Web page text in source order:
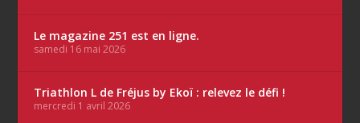
Le magazine 251 est en ligne.
samedi 16 mai 2026
Triathlon L de Fréjus by Ekoï : relevez le défi !
mercredi 1 avril 2026